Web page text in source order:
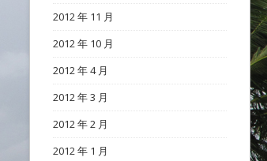
2012 年 11 月
2012 年 10 月
2012 年 4 月
2012 年 3 月
2012 年 2 月
2012 年 1 月